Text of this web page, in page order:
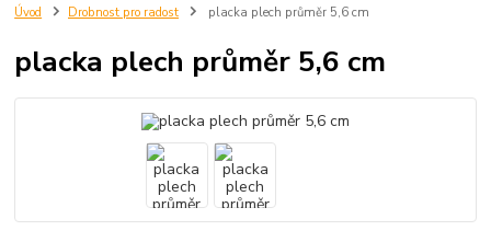
Úvod Drobnost pro radost placka plech průměr 5,6 cm
placka plech průměr 5,6 cm